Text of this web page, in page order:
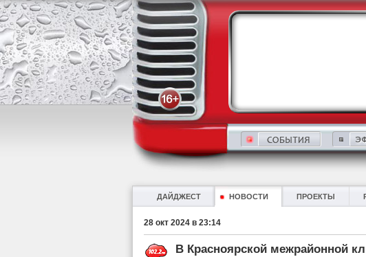
ДАЙДЖЕСТ НОВОСТИ ПРОЕКТЫ
28 окт 2024 в 23:14
В Красноярской межрайонной